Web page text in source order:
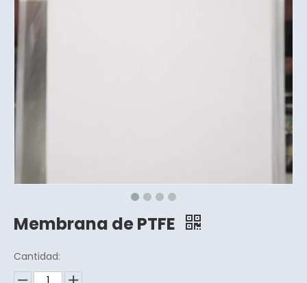
Membrana de PTFE
Cantidad: